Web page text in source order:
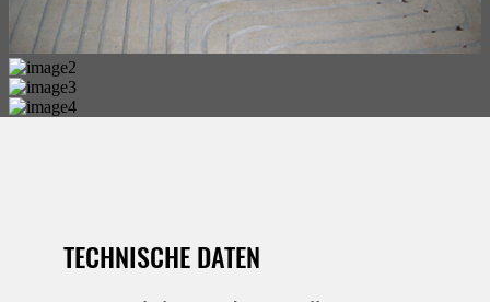
TECHNISCHE DATEN